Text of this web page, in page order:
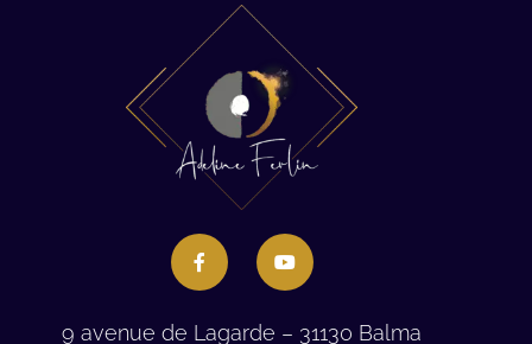
9 avenue de Lagarde – 31130 Balma